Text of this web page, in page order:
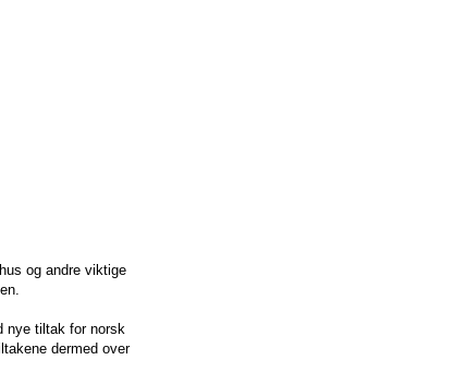
og andre viktige
nye tiltak for norsk
dermed over